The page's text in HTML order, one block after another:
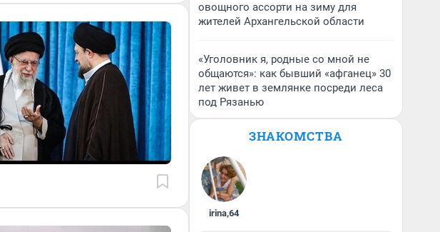
овощного ассорти на зиму для
жителей Архангельской области
«Уголовник я, родные со мной не
общаются»: как бывший «афганец» 30
лет живет в землянке посреди леса
под Рязанью
ЗНАКОМСТВА
irina,64